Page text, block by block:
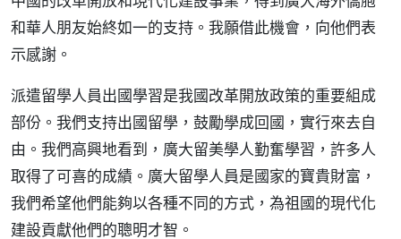
和華人朋友始終如一的支持。我願借此機會，向他們表
示感謝。
派遣留學人員出國學習是我國改革開放政策的重要組成
部份。我們支持出國留學，鼓勵學成回國，實行來去自
由。我們高興地看到，廣大留美學人勤奮學習，許多人
取得了可喜的成績。廣大留學人員是國家的寶貴財富，
我們希望他們能夠以各種不同的方式，為祖國的現代化
建設貢獻他們的聰明才智。